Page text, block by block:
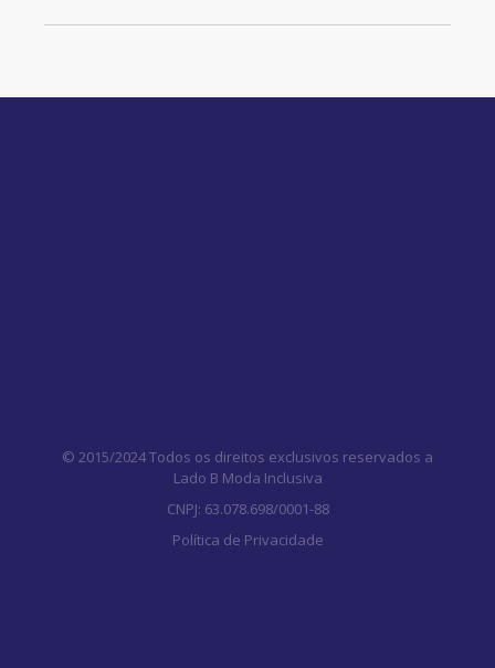
© 2015/2024 Todos os direitos exclusivos reservados a
Lado B Moda Inclusiva
CNPJ: 63.078.698/0001-88
Política de Privacidade